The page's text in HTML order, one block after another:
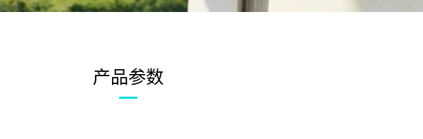
产品参数